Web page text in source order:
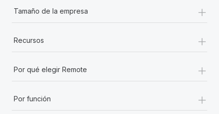
Tamaño de la empresa +
Recursos +
Por qué elegir Remote +
Por función +